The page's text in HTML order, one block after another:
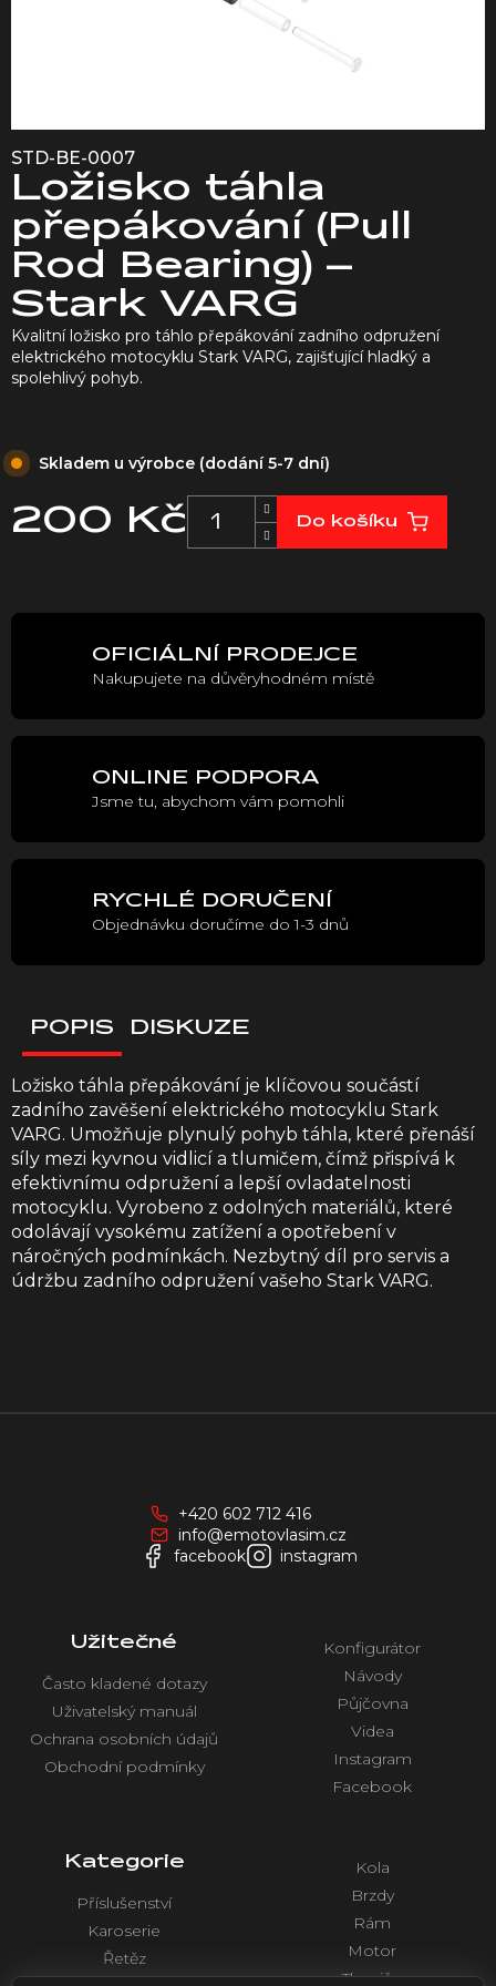
STD-BE-0007
Ložisko táhla
přepákování (Pull
Rod Bearing) –
Stark VARG
200 Kč
cena:
Skladem u výrobce (dodání 5-7 dní)
Do košíku
Kvalitní ložisko pro táhlo přepákování zadního odpružení
elektrického motocyklu Stark VARG, zajišťující hladký a
spolehlivý pohyb.
OFICIÁLNÍ PRODEJCE
Nakupujete na důvěryhodném místě
ONLINE PODPORA
Jsme tu, abychom vám pomohli
RYCHLÉ DORUČENÍ
Objednávku doručíme do 1-3 dnů
POPIS DISKUZE
Ložisko táhla přepákování je klíčovou součástí
zadního zavěšení elektrického motocyklu Stark
VARG. Umožňuje plynulý pohyb táhla, které přenáší
síly mezi kyvnou vidlicí a tlumičem, čímž přispívá k
efektivnímu odpružení a lepší ovladatelnosti
motocyklu. Vyrobeno z odolných materiálů, které
odolávají vysokému zatížení a opotřebení v
náročných podmínkách. Nezbytný díl pro servis a
údržbu zadního odpružení vašeho Stark VARG.
+420 602 712 416
info@emotovlasim.cz
facebook
instagram
Užitečné
Často kladené dotazy
Uživatelský manuál
Ochrana osobních údajů
Obchodní podmínky
Konfigurátor
Návody
Půjčovna
Videa
Instagram
Facebook
Kategorie
Příslušenství
Karoserie
Řetěz
Kola
Brzdy
Rám
Motor
Tlumiče